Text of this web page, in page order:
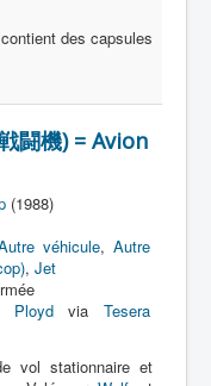
des capsules
闘機) = Avion
(1988)
véhicule, Autre
, Jet
PloydviaTesera
vol stationnaire et